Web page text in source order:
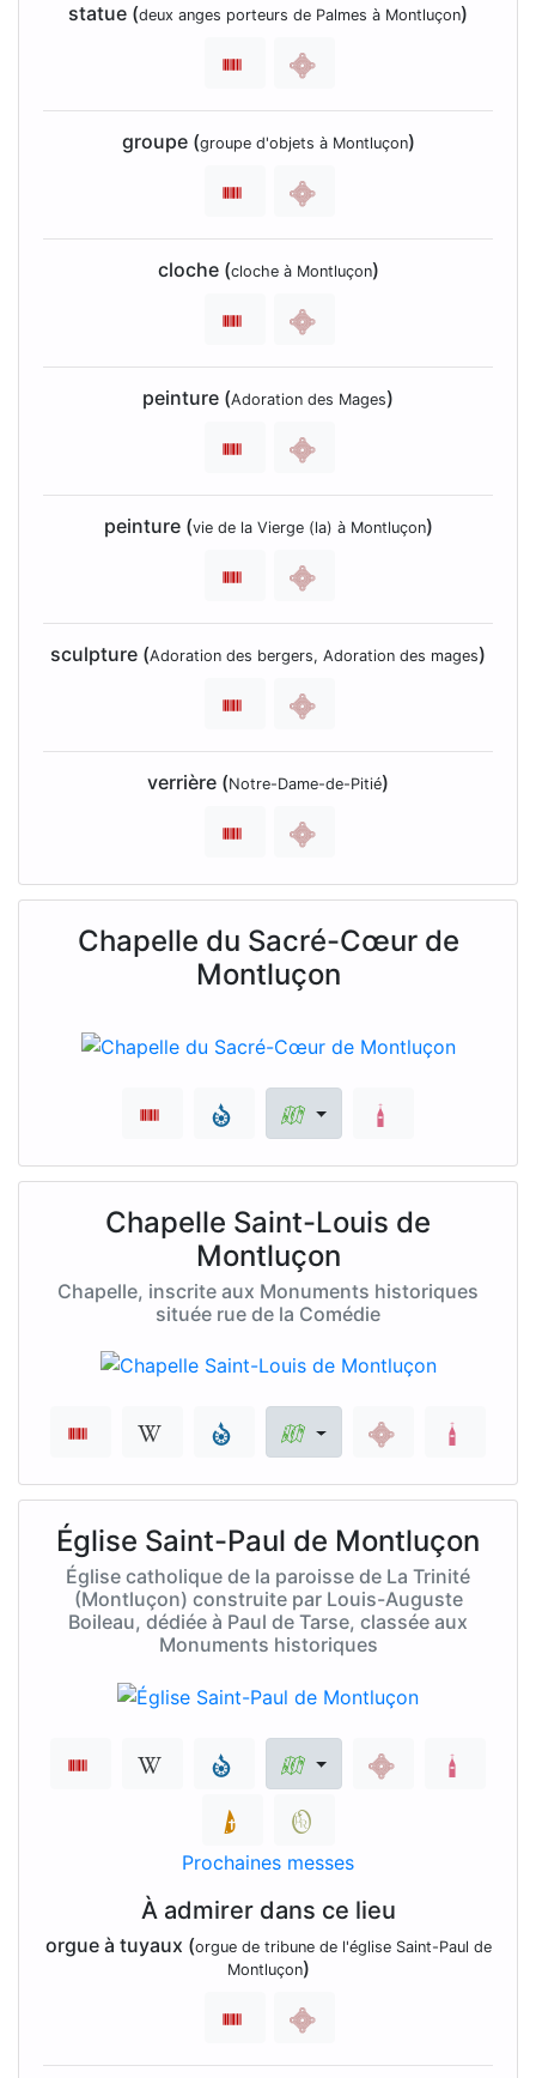
statue (deux anges porteurs de Palmes à Montluçon)
groupe (groupe d'objets à Montluçon)
cloche (cloche à Montluçon)
peinture (Adoration des Mages)
peinture (vie de la Vierge (la) à Montluçon)
sculpture (Adoration des bergers, Adoration des mages)
verrière (Notre-Dame-de-Pitié)
Chapelle du Sacré-Cœur de
Montluçon
Chapelle Saint-Louis de
Montluçon
Chapelle, inscrite aux Monuments historiques
située rue de la Comédie
Église Saint-Paul de Montluçon
Église catholique de la paroisse de La Trinité
(Montluçon) construite par Louis-Auguste
Boileau, dédiée à Paul de Tarse, classée aux
Monuments historiques
Prochaines messes
À admirer dans ce lieu
orgue à tuyaux (orgue de tribune de l'église Saint-Paul de
Montluçon)